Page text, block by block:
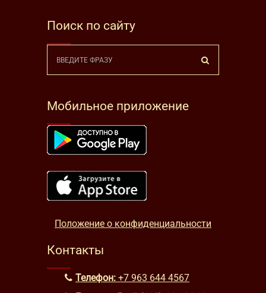
Поиск по сайту
Мобильное приложение
Положение о конфиденциальности
Контакты
Телефон: +7 963 644 4567